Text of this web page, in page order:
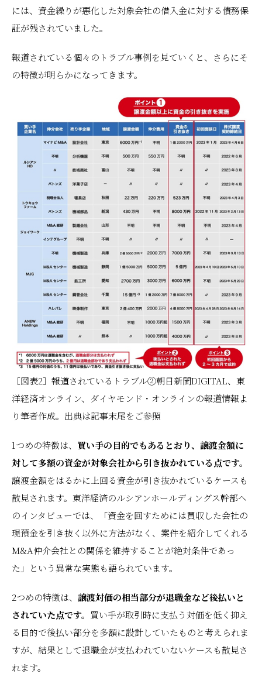
には、資金繰りが悪化した対象会社の借入金に対する債務保
証が残されていました。
報道されている個々のトラブル事例を見ていくと、さらにそ
の特徴が明らかになってきます。
［図表2］報道されているトラブル②朝日新聞DIGITAL、東
洋経済オンライン、ダイヤモンド・オンラインの報道情報よ
り筆者作成。出典は記事末尾をご参照
1つめの特徴は、 買い手の目的でもあるとおり、譲渡金額に
対して多額の資金が対象会社から引き抜かれている点です。
譲渡金額をはるかに上回る資金が引き抜かれているケースも
散見されます。東洋経済のルシアンホールディングス幹部へ
のインタビューでは、「資金を回すためには買収した会社の
現預金を引き抜く以外に方法がなく、案件を紹介してくれる
M&A仲介会社との関係を維持することが絶対条件であっ
た」という異常な実態も語られています。
2つめの特徴は、 譲渡対価の相当部分が退職金など後払いと
されていた点です。 買い手が取引時に支払う対価を低く抑え
る目的で後払い部分を多額に設計していたものと考えられま
すが、結果として退職金が支払われていないケースも散見さ
れます。